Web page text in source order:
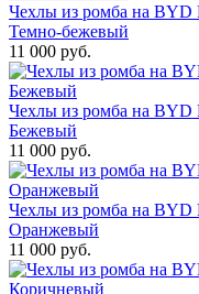
Чехлы из ромба на BYD
Темно-бежевый
11 000 руб.
Чехлы из ромба на BYD
Бежевый
11 000 руб.
Чехлы из ромба на BYD
Оранжевый
11 000 руб.